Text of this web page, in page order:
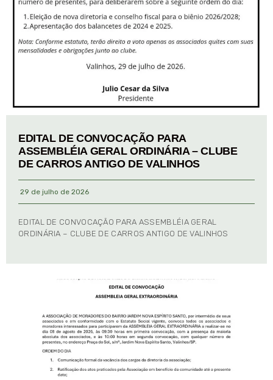
EDITAL DE CONVOCAÇÃO PARA
ASSEMBLÉIA GERAL ORDINÁRIA – CLUBE
DE CARROS ANTIGO DE VALINHOS
29 de julho de 2026
EDITAL DE CONVOCAÇÃO PARA ASSEMBLÉIA GERAL
ORDINÁRIA – CLUBE DE CARROS ANTIGO DE VALINHOS